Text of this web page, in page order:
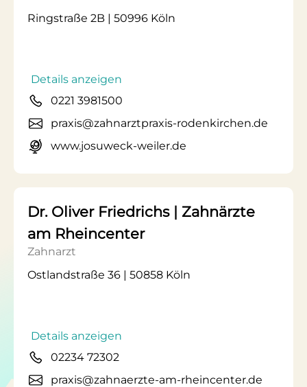
Ringstraße 2B | 50996 Köln
Details anzeigen
0221 3981500
praxis@zahnarztpraxis-rodenkirchen.de
www.josuweck-weiler.de
Dr. Oliver Friedrichs | Zahnärzte
am Rheincenter
Zahnarzt
Ostlandstraße 36 | 50858 Köln
Details anzeigen
02234 72302
praxis@zahnaerzte-am-rheincenter.de